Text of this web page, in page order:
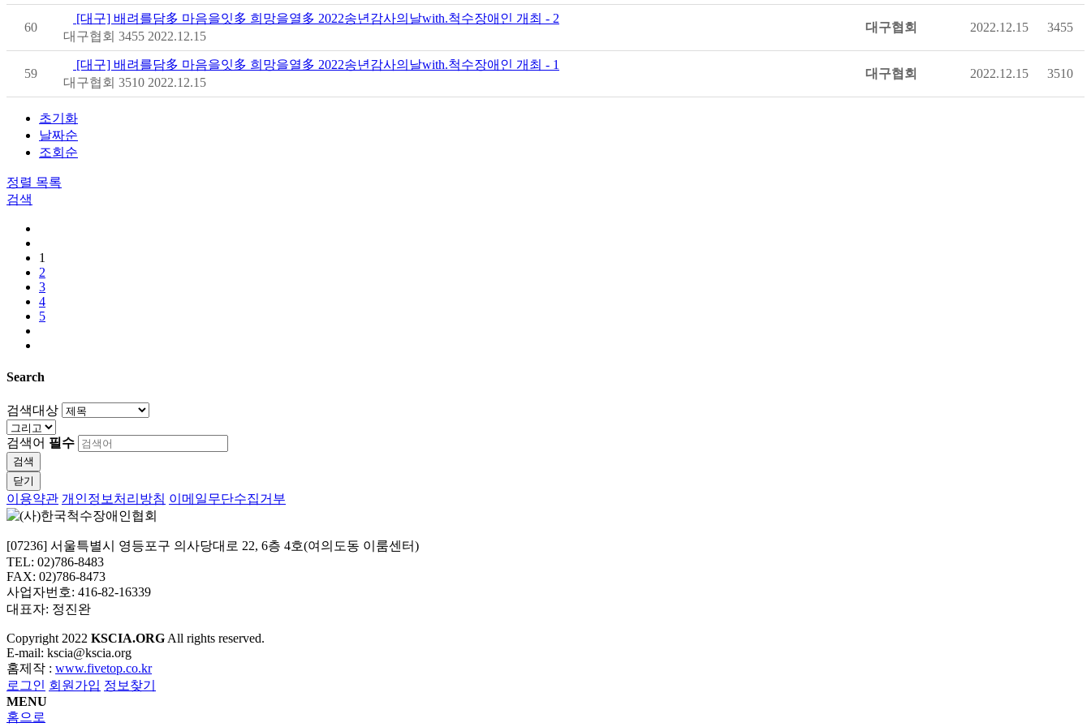
60
[대구] 배려를담多 마음을잇多 희망을열多 2022송년감사의날with.척수장애인 개최 - 2
대구협회 3455 2022.12.15
대구협회 2022.12.15 3455
59
[대구] 배려를담多 마음을잇多 희망을열多 2022송년감사의날with.척수장애인 개최 - 1
대구협회 3510 2022.12.15
대구협회 2022.12.15 3510
초기화
날짜순
조회순
정렬 목록
검색
1
2
3
4
5
Search
검색대상
검색어 필수
검색
닫기
이용약관 개인정보처리방침 이메일무단수집거부
[07236] 서울특별시 영등포구 의사당대로 22, 6층 4호(여의도동 이룸센터)
TEL: 02)786-8483
FAX: 02)786-8473
사업자번호: 416-82-16339
대표자: 정진완
Copyright 2022 KSCIA.ORG All rights reserved.
E-mail: kscia@kscia.org
홈제작 : www.fivetop.co.kr
로그인 회원가입 정보찾기
MENU
홈으로